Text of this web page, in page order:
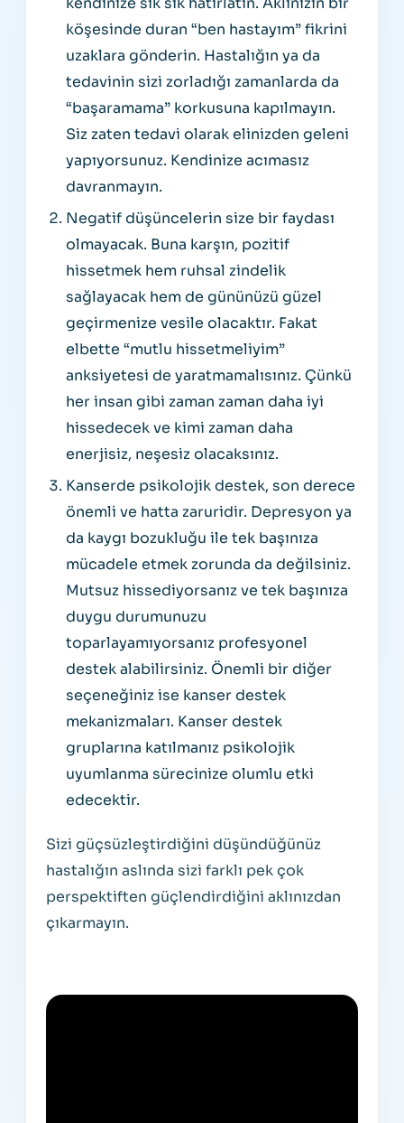
köşesinde duran “ben hastayım” fikrini
uzaklara gönderin. Hastalığın ya da
tedavinin sizi zorladığı zamanlarda da
“başaramama” korkusuna kapılmayın.
Siz zaten tedavi olarak elinizden geleni
yapıyorsunuz. Kendinize acımasız
davranmayın.
Negatif düşüncelerin size bir faydası
olmayacak. Buna karşın, pozitif
hissetmek hem ruhsal zindelik
sağlayacak hem de gününüzü güzel
geçirmenize vesile olacaktır. Fakat
elbette “mutlu hissetmeliyim”
anksiyetesi de yaratmamalısınız. Çünkü
her insan gibi zaman zaman daha iyi
hissedecek ve kimi zaman daha
enerjisiz, neşesiz olacaksınız.
Kanserde psikolojik destek, son derece
önemli ve hatta zaruridir. Depresyon ya
da kaygı bozukluğu ile tek başınıza
mücadele etmek zorunda da değilsiniz.
Mutsuz hissediyorsanız ve tek başınıza
duygu durumunuzu
toparlayamıyorsanız profesyonel
destek alabilirsiniz. Önemli bir diğer
seçeneğiniz ise kanser destek
mekanizmaları. Kanser destek
gruplarına katılmanız psikolojik
uyumlanma sürecinize olumlu etki
edecektir.
Sizi güçsüzleştirdiğini düşündüğünüz
hastalığın aslında sizi farklı pek çok
perspektiften güçlendirdiğini aklınızdan
çıkarmayın.